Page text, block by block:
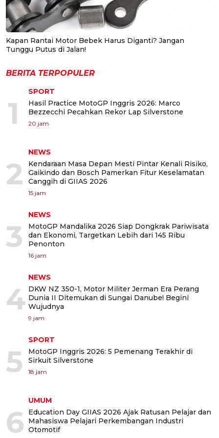
Kapan Rantai Motor Bebek Harus Diganti? Jangan
Tunggu Putus di Jalan!
BERITA TERPOPULER
1
SPORT
Hasil Practice MotoGP Inggris 2026: Marco
Bezzecchi Pecahkan Rekor Lap Silverstone
20 jam
2
NEWS
Kendaraan Masa Depan Mesti Pintar Kenali Risiko,
Gaikindo dan Bosch Pamerkan Fitur Keselamatan
Canggih di GIIAS 2026
15 jam
3
NEWS
MotoGP Mandalika 2026 Siap Dongkrak Pariwisata
dan Ekonomi, Targetkan Lebih dari 145 Ribu
Penonton
16 jam
4
NEWS
DKW NZ 350-1, Motor Militer Jerman Era Perang
Dunia II Ditemukan di Sungai Danube! Begini
Wujudnya
9 jam
5
SPORT
MotoGP Inggris 2026: 5 Pemenang Terakhir di
Sirkuit Silverstone
18 jam
6
UMUM
Education Day GIIAS 2026 Ajak Ratusan Pelajar dan
Mahasiswa Pelajari Perkembangan Industri
Otomotif